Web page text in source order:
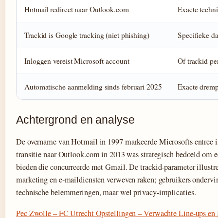
Hotmail redirect naar Outlook.com Exacte
Trackid is Google tracking (niet phishing) Specifieke
Inloggen vereist Microsoft-account Of trackid
Automatische aanmelding sinds februari 2025 Exacte
Achtergrond en analyse
De overname van Hotmail in 1997 markeerde Microsofts
transitie naar Outlook.com in 2013 was strategisch bedoeld om
bieden die concurreerde met Gmail. De trackid-parameter
marketing en e-maildiensten verweven raken; gebruikers
technische belemmeringen, maar wel privacy-implicaties.
Pec Zwolle – FC Utrecht Opstellingen – Verwachte Line-ups en